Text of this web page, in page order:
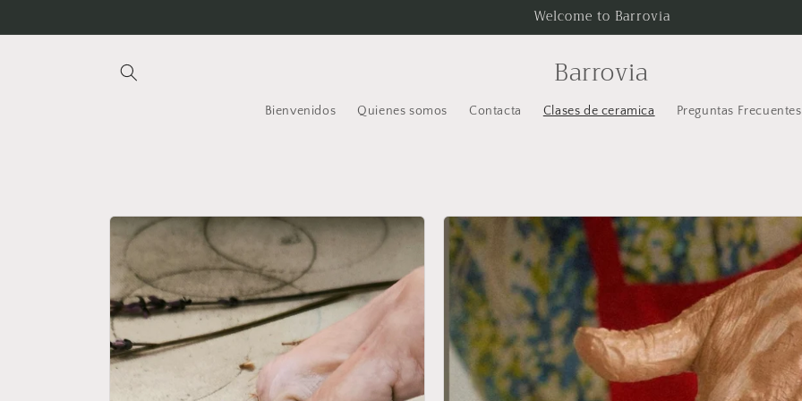
al contenido
Welcome to Barrovia
Barrovia
Bienvenidos Quienes somos Contacta Clases de ceramica Preguntas Frecuentes